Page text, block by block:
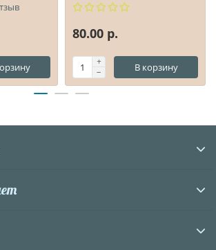
80.00 р.
В корзину